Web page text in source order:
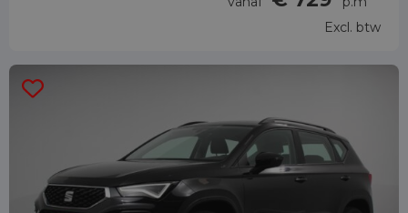
Excl. btw